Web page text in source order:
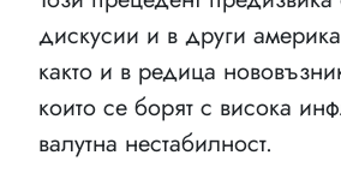
дискусии и в други
както и в редица
които се борят с висока
валутна нестабилност.